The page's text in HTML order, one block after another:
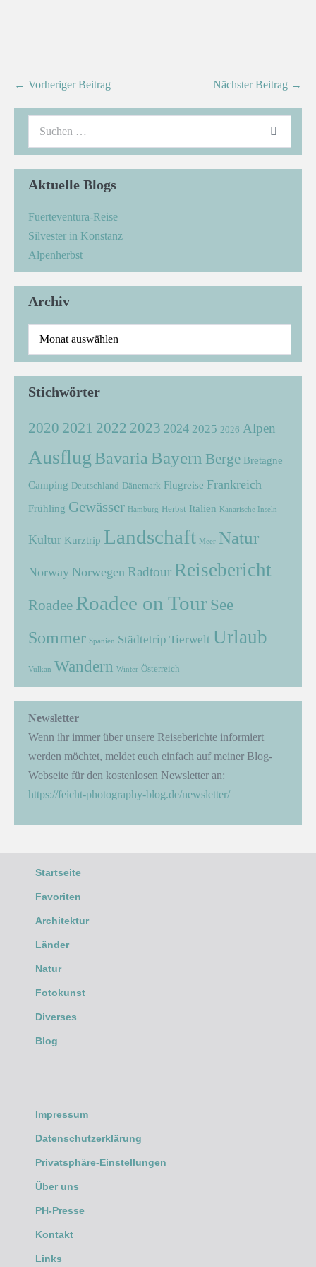
← Vorheriger Beitrag Nächster Beitrag →
Aktuelle Blogs
Fuerteventura-Reise
Silvester in Konstanz
Alpenherbst
Archiv
Stichwörter
2020 2021 2022 2023 2024 2025 2026 Alpen
Ausflug Bavaria Bayern Berge Bretagne
Camping Deutschland Dänemark Flugreise Frankreich
Frühling Gewässer Hamburg Herbst Italien Kanarische Inseln
Kultur Kurztrip Landschaft Meer Natur
Norway Norwegen Radtour Reisebericht
Roadee Roadee on Tour See
Sommer Spanien Städtetrip Tierwelt Urlaub
Vulkan Wandern Winter Österreich
Newsletter
Wenn ihr immer über unsere Reiseberichte informiert
werden möchtet, meldet euch einfach auf meiner Blog-
Webseite für den kostenlosen Newsletter an:
https://feicht-photography-blog.de/newsletter/
Startseite
Favoriten
Architektur
Länder
Natur
Fotokunst
Diverses
Blog
Impressum
Datenschutzerklärung
Privatsphäre-Einstellungen
Über uns
PH-Presse
Kontakt
Links